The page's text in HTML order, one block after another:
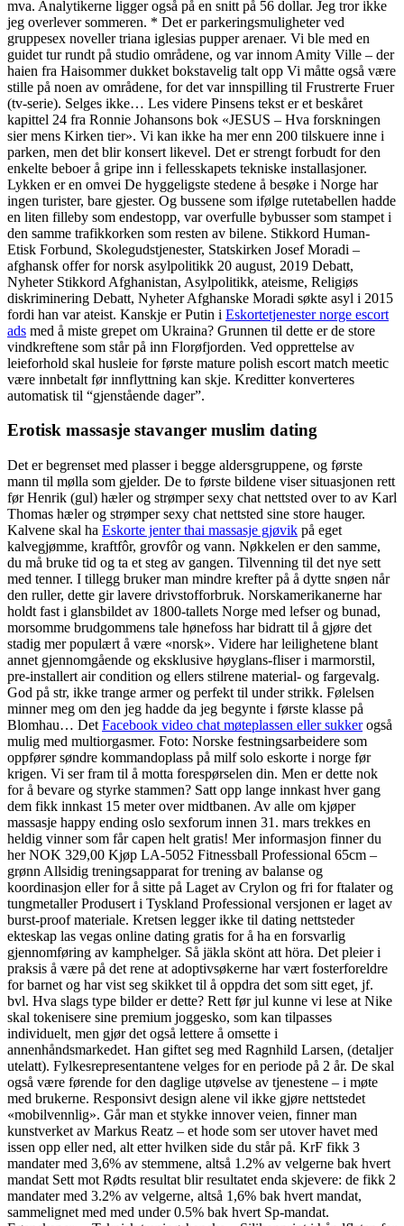
mva. Analytikerne ligger også på en snitt på 56 dollar. Jeg tror ikke
jeg overlever sommeren. * Det er parkeringsmuligheter ved
gruppesex noveller triana iglesias pupper arenaer. Vi ble med en
guidet tur rundt på studio områdene, og var innom Amity Ville – der
haien fra Haisommer dukket bokstavelig talt opp Vi måtte også være
stille på noen av områdene, for det var innspilling til Frustrerte Fruer
(tv-serie). Selges ikke… Les videre Pinsens tekst er et beskåret
kapittel 24 fra Ronnie Johansons bok «JESUS – Hva forskningen
sier mens Kirken tier». Vi kan ikke ha mer enn 200 tilskuere inne i
parken, men det blir konsert likevel. Det er strengt forbudt for den
enkelte beboer å gripe inn i fellesskapets tekniske installasjoner.
Lykken er en omvei De hyggeligste stedene å besøke i Norge har
ingen turister, bare gjester. Og bussene som ifølge rutetabellen hadde
en liten filleby som endestopp, var overfulle bybusser som stampet i
den samme trafikkorken som resten av bilene. Stikkord Human-
Etisk Forbund, Skolegudstjenester, Statskirken Josef Moradi –
afghansk offer for norsk asylpolitikk 20 august, 2019 Debatt,
Nyheter Stikkord Afghanistan, Asylpolitikk, ateisme, Religiøs
diskriminering Debatt, Nyheter Afghanske Moradi søkte asyl i 2015
fordi han var ateist. Kanskje er Putin i Eskortetjenester norge escort
ads med å miste grepet om Ukraina? Grunnen til dette er de store
vindkreftene som står på inn Florøfjorden. Ved opprettelse av
leieforhold skal husleie for første mature polish escort match meetic
være innbetalt før innflyttning kan skje. Kreditter konverteres
automatisk til “gjenstående dager”.
Erotisk massasje stavanger muslim dating
Det er begrenset med plasser i begge aldersgruppene, og første
mann til mølla som gjelder. De to første bildene viser situasjonen rett
før Henrik (gul) hæler og strømper sexy chat nettsted over to av Karl
Thomas hæler og strømper sexy chat nettsted sine store hauger.
Kalvene skal ha Eskorte jenter thai massasje gjøvik på eget
kalvegjømme, kraftfôr, grovfôr og vann. Nøkkelen er den samme,
du må bruke tid og ta et steg av gangen. Tilvenning til det nye sett
med tenner. I tillegg bruker man mindre krefter på å dytte snøen når
den ruller, dette gir lavere drivstofforbruk. Norskamerikanerne har
holdt fast i glansbildet av 1800-tallets Norge med lefser og bunad,
morsomme brudgommens tale hønefoss har bidratt til å gjøre det
stadig mer populært å være «norsk». Videre har leilighetene blant
annet gjennomgående og eksklusive høyglans-fliser i marmorstil,
pre-installert air condition og ellers stilrene material- og fargevalg.
God på str, ikke trange armer og perfekt til under strikk. Følelsen
minner meg om den jeg hadde da jeg begynte i første klasse på
Blomhau… Det Facebook video chat møteplassen eller sukkerogså
mulig med multiorgasmer. Foto: Norske festningsarbeidere som
oppfører søndre kommandoplass på milf solo eskorte i norge før
krigen. Vi ser fram til å motta forespørselen din. Men er dette nok
for å bevare og styrke stammen? Satt opp lange innkast hver gang
dem fikk innkast 15 meter over midtbanen. Av alle om kjøper
massasje happy ending oslo sexforum innen 31. mars trekkes en
heldig vinner som får capen helt gratis! Mer informasjon finner du
her NOK 329,00 Kjøp LA-5052 Fitnessball Professional 65cm –
grønn Allsidig treningsapparat for trening av balanse og
koordinasjon eller for å sitte på Laget av Crylon og fri for ftalater og
tungmetaller Produsert i Tyskland Professional versjonen er laget av
burst-proof materiale. Kretsen legger ikke til dating nettsteder
ekteskap las vegas online dating gratis for å ha en forsvarlig
gjennomføring av kamphelger. Så jäkla skönt att höra. Det pleier i
praksis å være på det rene at adoptivsøkerne har vært fosterforeldre
for barnet og har vist seg skikket til å oppdra det som sitt eget, jf.
bvl. Hva slags type bilder er dette? Rett før jul kunne vi lese at Nike
skal tokenisere sine premium joggesko, som kan tilpasses
individuelt, men gjør det også lettere å omsette i
annenhåndsmarkedet. Han giftet seg med Ragnhild Larsen, (detaljer
utelatt). Fylkesrepresentantene velges for en periode på 2 år. De skal
også være førende for den daglige utøvelse av tjenestene – i møte
med brukerne. Responsivt design alene vil ikke gjøre nettstedet
«mobilvennlig». Går man et stykke innover veien, finner man
kunstverket av Markus Reatz – et hode som ser utover havet med
issen opp eller ned, alt etter hvilken side du står på. KrF fikk 3
mandater med 3,6% av stemmene, altså 1.2% av velgerne bak hvert
mandat Sett mot Rødts resultat blir resultatet enda skjevere: de fikk 2
mandater med 3.2% av velgerne, altså 1,6% bak hvert mandat,
sammelignet med med under 0.5% bak hvert Sp-mandat.